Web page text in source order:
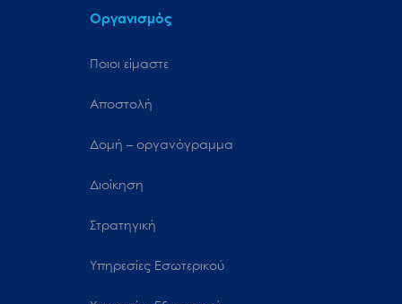
Οργανισμός
Ποιοι είμαστε
Αποστολή
Δομή – οργανόγραμμα
Διοίκηση
Στρατηγική
Υπηρεσίες Εσωτερικού